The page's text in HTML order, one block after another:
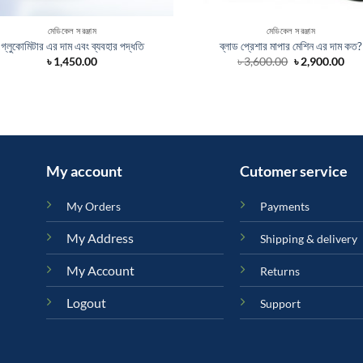
মেডিকেল সরঞ্জাম
গ্লুকোমিটার এর দাম এবং ব্যবহার পদ্ধতি
৳1,450.00
মেডিকেল সরঞ্জাম
ব্লাড প্রেশার মাপার মেশিন এর দাম কত?
৳3,600.00 Original
৳2,900.00
My account
My Orders
My Address
My Account
Logout
Cutomer service
Payments
Shipping & delivery
Returns
Support